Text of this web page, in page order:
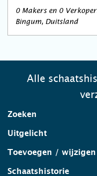
0 Makers en 0
Bingum, Duitsland
Alle
Zoeken
Uitgelicht
Toevoegen / wijzigen
Schaatshistorie